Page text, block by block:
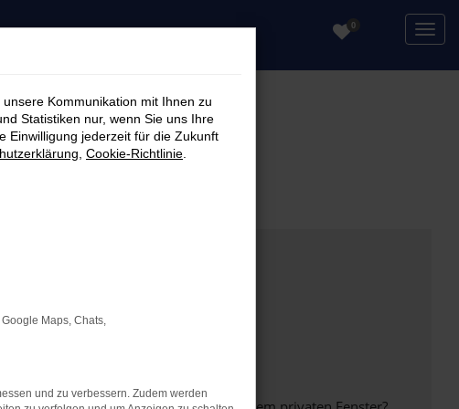
0
Kommunikation mit Ihnen zu
Statistiken nur, wenn Sie uns Ihre
Einwilligung jederzeit für die Zukunft
Cookie-Richtlinie
Maps, Chats,
und zu verbessern. Zudem werden